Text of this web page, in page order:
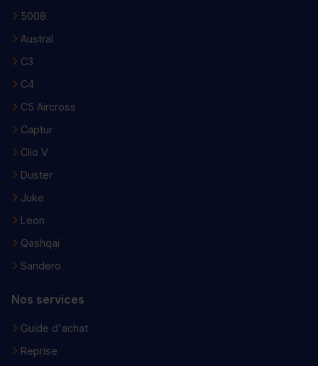
5008
Austral
C3
C4
C5 Aircross
Captur
Clio V
Duster
Juke
Leon
Qashqai
Sandero
Nos services
Guide d'achat
Reprise